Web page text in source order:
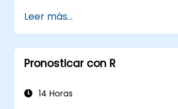
Leer más...
Pronosticar con R
14 Horas